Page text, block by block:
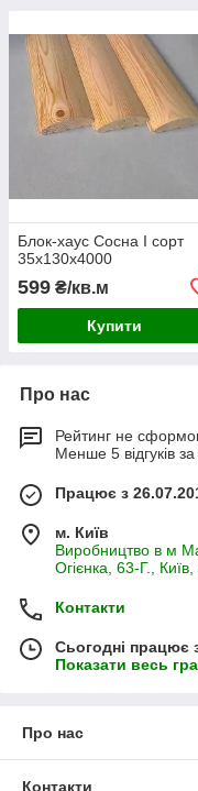
Блок-хаус Сосна І сорт
35х130х4000
599 ₴/кв.м
Купити
Про нас
Рейтинг не
Менше 5 відгуків за
Працює з
м. Київ
Виробництво в м
Огієнка, 63-Г., Київ,
Контакти
Сьогодні працює
Показати весь
Про нас
Контакти